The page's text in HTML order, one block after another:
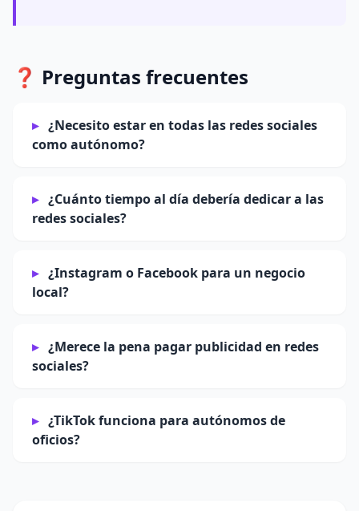
❓ Preguntas frecuentes
¿Necesito estar en todas las redes sociales
como autónomo?
¿Cuánto tiempo al día debería dedicar a las
redes sociales?
¿Instagram o Facebook para un negocio
local?
¿Merece la pena pagar publicidad en redes
sociales?
¿TikTok funciona para autónomos de
oficios?